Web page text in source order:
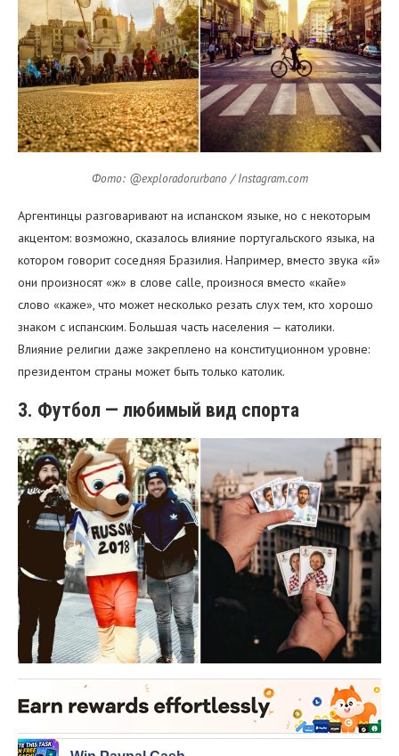
Фото: @exploradorurbano / Instagram.com
Аргентинцы разговаривают на испанском языке, но с некоторым
акцентом: возможно, сказалось влияние португальского языка, на
котором говорит соседняя Бразилия. Например, вместо звука «й»
они произносят «ж» в слове calle, произнося вместо «кайе»
слово «каже», что может несколько резать слух тем, кто хорошо
знаком с испанским. Большая часть населения — католики.
Влияние религии даже закреплено на конституционном уровне:
президентом страны может быть только католик.
3. Футбол — любимый вид спорта